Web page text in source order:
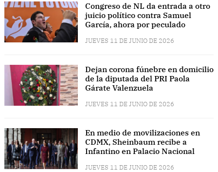
Congreso de NL da entrada a otro
juicio político contra Samuel
García, ahora por peculado
JUEVES 11 DE JUNIO DE 2026
Dejan corona fúnebre en domicilio
de la diputada del PRI Paola
Gárate Valenzuela
JUEVES 11 DE JUNIO DE 2026
En medio de movilizaciones en
CDMX, Sheinbaum recibe a
Infantino en Palacio Nacional
JUEVES 11 DE JUNIO DE 2026